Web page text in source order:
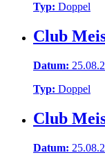
Typ: Doppel
Club
Datum:
Typ: Doppel
Club
Datum: